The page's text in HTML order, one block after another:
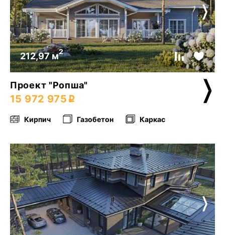
212,97 м2
Проект "Ропша"
15 972 975
Кирпич Газобетон Каркас